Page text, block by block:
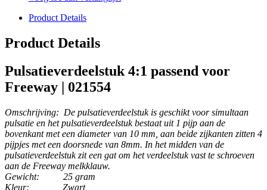
Product Details
Product Details
Pulsatieverdeelstuk 4:1 passend voor
Freeway | 021554
Omschrijving: De pulsatieverdeelstuk is geschikt voor simultaan
pulsatie en het pulsatieverdeelstuk bestaat uit 1 pijp aan de
bovenkant met een diameter van 10 mm, aan beide zijkanten zitten 4
pijpjes met een doorsnede van 8mm. In het midden van de
pulsatieverdeelstuk zit een gat om het verdeelstuk vast te schroeven
aan de Freeway melkklauw.
Gewicht:
25 gram
Kleur:
Zwart